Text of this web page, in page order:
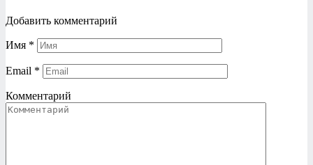
Добавить комментарий
Имя *
Email *
Комментарий